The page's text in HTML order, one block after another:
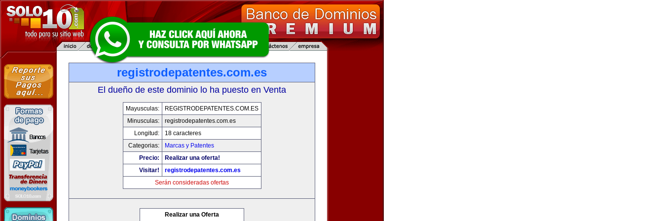
registrodepatentes.com.es
El dueño de este dominio lo ha puesto en Venta
Mayusculas:
REGISTRODEPATENTES.COM.ES
Minusculas:
registrodepatentes.com.es
Longitud:
18 caracteres
Categorias:
Marcas y Patentes
Precio:
Realizar una oferta!
Visitar!
registrodepatentes.com.es
Serán consideradas ofertas
Realizar una Oferta